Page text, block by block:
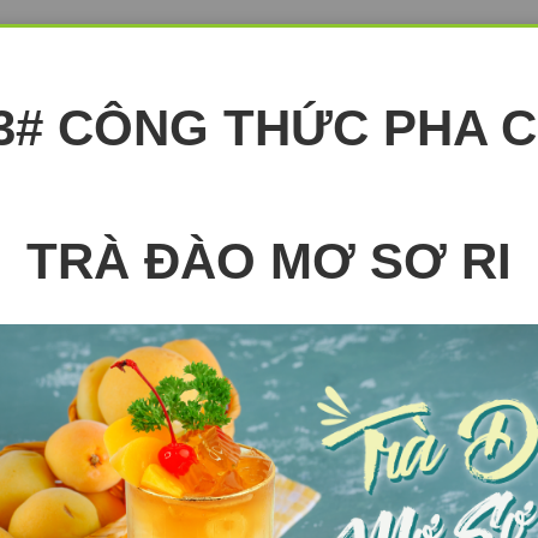
CÔNG THỨC PHA
TRÀ ĐÀO MƠ SƠ RI